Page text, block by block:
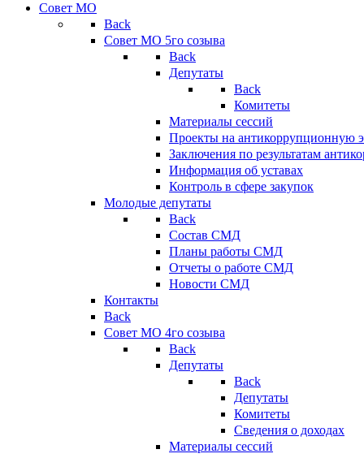
Совет МО
Back
Совет МО 5го созыва
Back
Депутаты
Back
Комитеты
Материалы сессий
Проекты на антикоррупционную
Заключения по результатам
Информация об уставах
Контроль в сфере закупок
Молодые депутаты
Back
Состав СМД
Планы работы СМД
Отчеты о работе СМД
Новости СМД
Контакты
Back
Совет МО 4го созыва
Back
Депутаты
Back
Депутаты
Комитеты
Сведения о доходах
Материалы сессий